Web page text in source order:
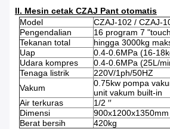
II. Mesin cetak CZAJ Pant otomatis
Model
CZAJ-102 / CZAJ-
Pengendalian
16 program 7
Tekanan total
hingga 3000kg
Uap
0.4-0.6MPa (16-
Udara kompres
0.4-0.6MPa (25L/
Tenaga listrik
220V/1ph/50HZ
Vakum
0.75kw pompa
unit vakum built-in
Air terkuras
1/2 ′′
Dimensi
900x1200x1350mm
Berat bersih
420kg